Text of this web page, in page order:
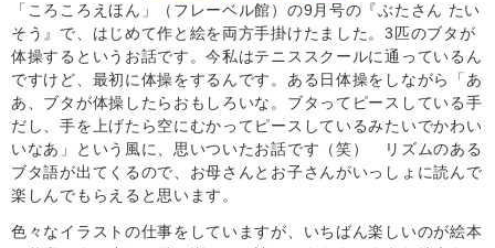
「ころころえほん」（フレーベル館）の9月号の『ぶたさん たい
そう』で、はじめて作と絵を両方手掛けたました。3匹のブタが
体操するというお話です。今私はテニススクールに通っているん
ですけど、最初に体操をするんです。ある日体操をしながら「あ
あ、ブタが体操したらおもしろいな。ブタってピースしている手
だし、手を上げたら空にむかってピースしているみたいでかわい
いなあ」という風に、思いついたお話です（笑） リズムのある
ブタ語が出てくるので、お母さんとお子さんがいっしょに読んで
楽しんでもらえると思います。
色々なイラストの仕事をしていますが、いちばん楽しいのが絵本